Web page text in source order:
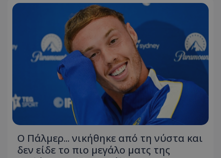
Ο Πάλμερ... νικήθηκε από τη νύστα και
δεν είδε το πιο μεγάλο ματς της